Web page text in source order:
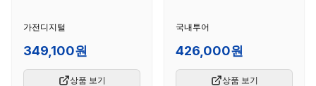
가전디지털
349,100원
상품 보기
국내투어
426,000원
상품 보기